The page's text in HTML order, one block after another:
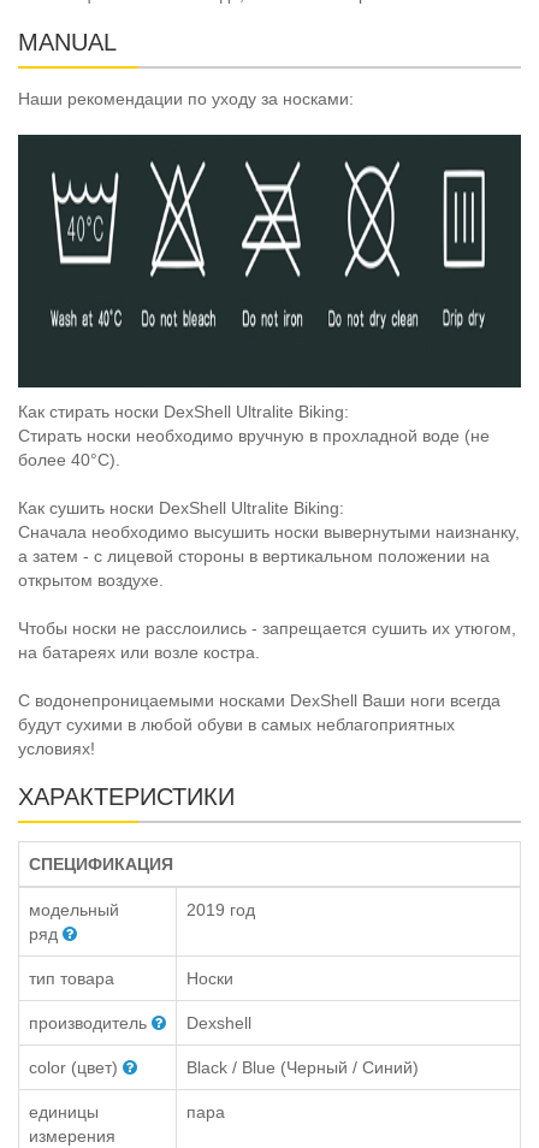
MANUAL
Наши рекомендации по уходу за носками:
Как стирать носки DexShell Ultralite Biking:
Стирать носки необходимо вручную в прохладной воде (не
более 40°C).
Как сушить носки DexShell Ultralite Biking:
Сначала необходимо высушить носки вывернутыми наизнанку,
а затем - с лицевой стороны в вертикальном положении на
открытом воздухе.
Чтобы носки не расслоились - запрещается сушить их утюгом,
на батареях или возле костра.
C водонепроницаемыми носками DexShell Ваши ноги всегда
будут сухими в любой обуви в самых неблагоприятных
условиях!
ХАРАКТЕРИСТИКИ
СПЕЦИФИКАЦИЯ
модельный
ряд
2019 год
тип товара Носки
производитель Dexshell
color (цвет) Black / Blue (Черный / Синий)
единицы
измерения
пара